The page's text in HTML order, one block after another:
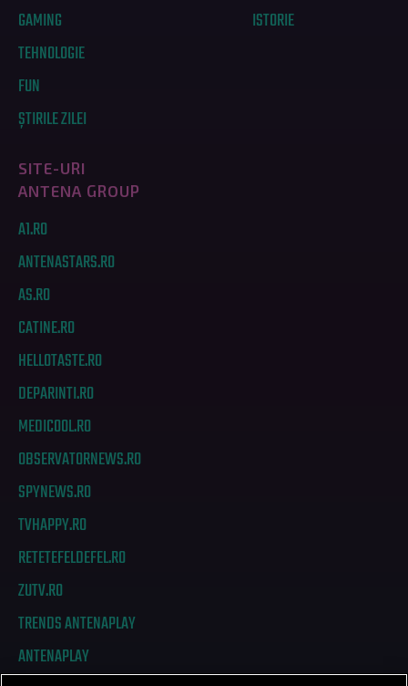
GAMING
TEHNOLOGIE
FUN
ȘTIRILE ZILEI
ISTORIE
SITE-URI
ANTENA GROUP
A1.RO
ANTENASTARS.RO
AS.RO
CATINE.RO
HELLOTASTE.RO
DEPARINTI.RO
MEDICOOL.RO
OBSERVATORNEWS.RO
SPYNEWS.RO
TVHAPPY.RO
RETETEFELDEFEL.RO
ZUTV.RO
TRENDS ANTENAPLAY
ANTENAPLAY